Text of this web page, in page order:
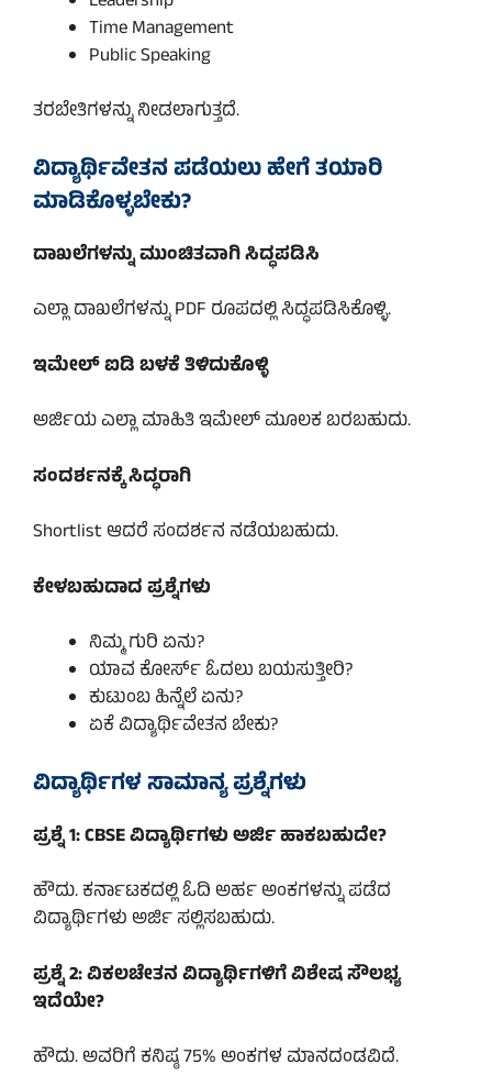
Time Management
Public Speaking
ತರಬೇತಿಗಳನ್ನು ನೀಡಲಾಗುತ್ತದೆ.
ವಿದ್ಯಾರ್ಥಿವೇತನ ಪಡೆಯಲು ಹೇಗೆ ತಯಾರಿ
ಮಾಡಿಕೊಳ್ಳಬೇಕು?
ದಾಖಲೆಗಳನ್ನು ಮುಂಚಿತವಾಗಿ ಸಿದ್ಧಪಡಿಸಿ
ಎಲ್ಲಾ ದಾಖಲೆಗಳನ್ನು PDF ರೂಪದಲ್ಲಿ ಸಿದ್ಧಪಡಿಸಿಕೊಳ್ಳಿ.
ಇಮೇಲ್ ಐಡಿ ಬಳಕೆ ತಿಳಿದುಕೊಳ್ಳಿ
ಅರ್ಜಿಯ ಎಲ್ಲಾ ಮಾಹಿತಿ ಇಮೇಲ್ ಮೂಲಕ ಬರಬಹುದು.
ಸಂದರ್ಶನಕ್ಕೆ ಸಿದ್ಧರಾಗಿ
Shortlist ಆದರೆ ಸಂದರ್ಶನ ನಡೆಯಬಹುದು.
ಕೇಳಬಹುದಾದ ಪ್ರಶ್ನೆಗಳು
ನಿಮ್ಮ ಗುರಿ ಏನು?
ಯಾವ ಕೋರ್ಸ್ ಓದಲು ಬಯಸುತ್ತೀರಿ?
ಕುಟುಂಬ ಹಿನ್ನೆಲೆ ಏನು?
ಏಕೆ ವಿದ್ಯಾರ್ಥಿವೇತನ ಬೇಕು?
ವಿದ್ಯಾರ್ಥಿಗಳ ಸಾಮಾನ್ಯ ಪ್ರಶ್ನೆಗಳು
ಪ್ರಶ್ನೆ 1: CBSE ವಿದ್ಯಾರ್ಥಿಗಳು ಅರ್ಜಿ ಹಾಕಬಹುದೇ?
ಹೌದು. ಕರ್ನಾಟಕದಲ್ಲಿ ಓದಿ ಅರ್ಹ ಅಂಕಗಳನ್ನು ಪಡೆದ
ವಿದ್ಯಾರ್ಥಿಗಳು ಅರ್ಜಿ ಸಲ್ಲಿಸಬಹುದು.
ಪ್ರಶ್ನೆ 2: ವಿಕಲಚೇತನ ವಿದ್ಯಾರ್ಥಿಗಳಿಗೆ ವಿಶೇಷ ಸೌಲಭ್ಯ
ಇದೆಯೇ?
ಹೌದು. ಅವರಿಗೆ ಕನಿಷ್ಠ 75% ಅಂಕಗಳ ಮಾನದಂಡವಿದೆ.